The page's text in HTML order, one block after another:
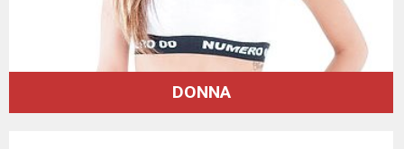
DONNA